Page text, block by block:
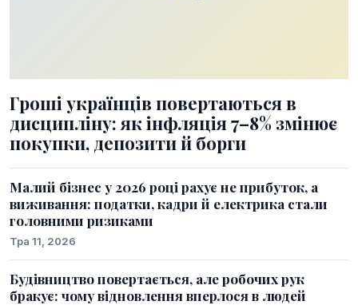
Гроші українців повертаються в
дисципліну: як інфляція 7–8% змінює
покупки, депозити й борги
Малий бізнес у 2026 році рахує не прибуток, а
виживання: податки, кадри й електрика стали
головними ризиками
Тра 11, 2026
Будівництво повертається, але робочих рук
бракує: чому відновлення вперлося в людей